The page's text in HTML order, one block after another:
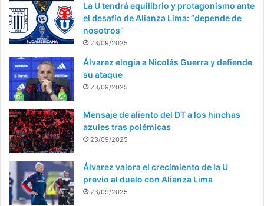
La U tendrá equilibrio y protagonismo ante
el desafío de Alianza Lima: “depende de
nosotros”
23/09/2025
Álvarez elogia a Nicolás Guerra y defiende
su ataque
23/09/2025
Mensaje de aliento del DT a los hinchas
azules tras polémicas
23/09/2025
Álvarez valora el crecimiento de la U
previo al duelo con Alianza Lima
23/09/2025